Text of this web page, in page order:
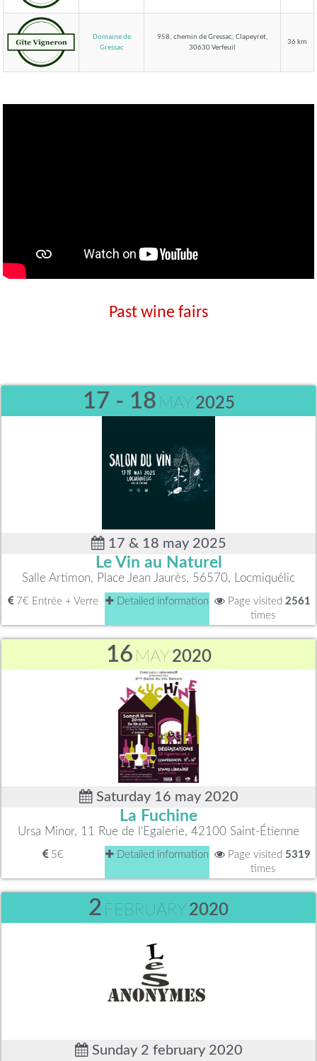
Domaine de
Gressac
958, chemin de Gressac, Clapeyret,
30630 Verfeuil
36 km
Past wine fairs
17 - 18 MAY 2025
17 & 18 may 2025
Le Vin au Naturel
Salle Artimon, Place Jean Jaurès, 56570, Locmiquélic
7€ Entrée + Verre Detailed information Page visited 2561
times
16 MAY 2020
Saturday 16 may 2020
La Fuchine
Ursa Minor, 11 Rue de l'Egalerie, 42100 Saint-Étienne
5€ Detailed information Page visited 5319
times
2 FEBRUARY 2020
Sunday 2 february 2020